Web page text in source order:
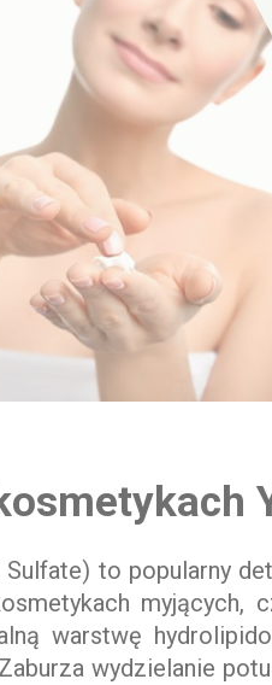
Sulfate) to popularny
myjących,
warstwę
wydzielanie